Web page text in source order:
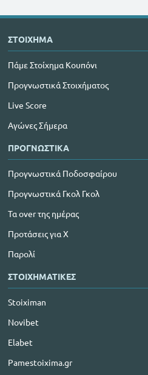
ΣΤΟΙΧΗΜΑ
Πάμε Στοίχημα Κουπόνι
Προγνωστικά Στοιχήματος
Live Score
Αγώνες Σήμερα
ΠΡΟΓΝΩΣΤΙΚΑ
Προγνωστικά Ποδοσφαίρου
Προγνωστικά Γκολ Γκολ
Τα over της ημέρας
Προτάσεις για Χ
Παρολί
ΣΤΟΙΧΗΜΑΤΙΚΕΣ
Stoiximan
Novibet
Elabet
Pamestoixima.gr